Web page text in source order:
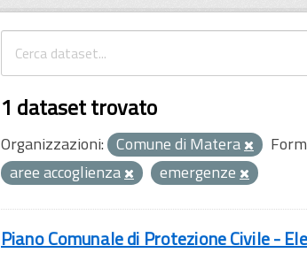
1 dataset trovato
Organizzazioni: Comune di Matera
aree accoglienza
emergenze
Piano Comunale di Protezione Civile -